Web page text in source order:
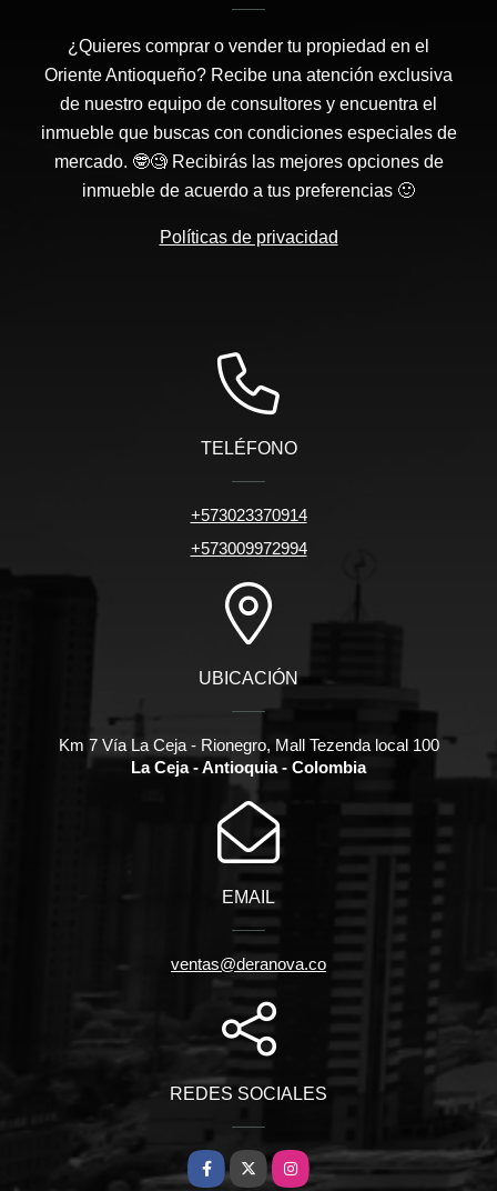
¿Quieres comprar o vender tu propiedad en el
Oriente Antioqueño? Recibe una atención exclusiva
de nuestro equipo de consultores y encuentra el
inmueble que buscas con condiciones especiales de
mercado. 🤓🧐 Recibirás las mejores opciones de
inmueble de acuerdo a tus preferencias 🙂
Políticas de privacidad
TELÉFONO
+573023370914
+573009972994
UBICACIÓN
Km 7 Vía La Ceja - Rionegro, Mall Tezenda local 100
La Ceja - Antioquia - Colombia
EMAIL
ventas@deranova.co
REDES SOCIALES
Facebook
X Instagram